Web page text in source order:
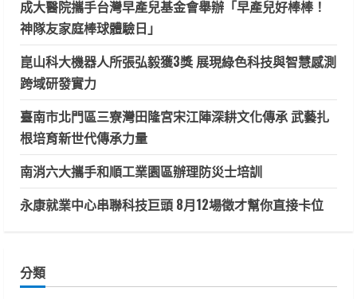
成大醫院攜手台灣早產兒基金會舉辦「早產兒好棒棒！
神隊友家庭棒球體驗日」
崑山科大機器人所張弘毅獲3獎 展現綠色科技與智慧感測
跨域研發實力
臺南市北門區三寮灣田隆宮宋江陣深耕文化傳承 武藝扎
根培育新世代傳承力量
南消六大攜手和順工業園區辦理防災士培訓
永康就業中心串聯科技巨頭 8月12場徵才幫你直接卡位
分類